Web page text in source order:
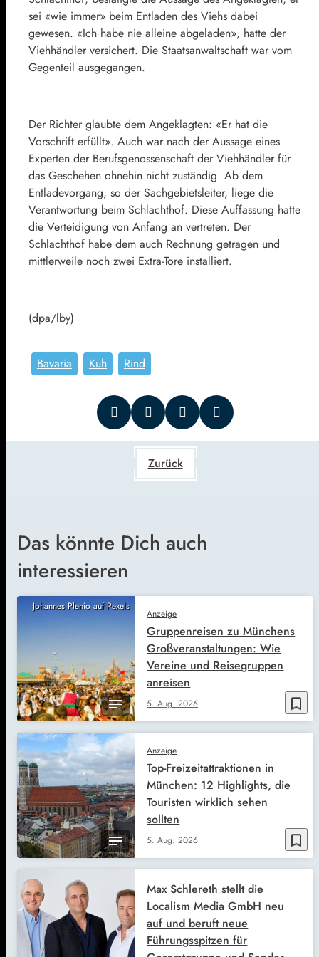
sei «wie immer» beim Entladen des Viehs dabei
gewesen. «Ich habe nie alleine abgeladen», hatte der
Viehhändler versichert. Die Staatsanwaltschaft war vom
Gegenteil ausgegangen.
Der Richter glaubte dem Angeklagten: «Er hat die
Vorschrift erfüllt». Auch war nach der Aussage eines
Experten der Berufsgenossenschaft der Viehhändler für
das Geschehen ohnehin nicht zuständig. Ab dem
Entladevorgang, so der Sachgebietsleiter, liege die
Verantwortung beim Schlachthof. Diese Auffassung hatte
die Verteidigung von Anfang an vertreten. Der
Schlachthof habe dem auch Rechnung getragen und
mittlerweile noch zwei Extra-Tore installiert.
(dpa/lby)
Bavaria Kuh Rind
Zurück
Das könnte Dich auch
interessieren
Johannes Plenio auf Pexels
bookmark_border
Anzeige
5. Aug. 2026
Gruppenreisen zu Münchens
Großveranstaltungen: Wie
Vereine und Reisegruppen
anreisen
bookmark_border
Anzeige
5. Aug. 2026
Top-Freizeitattraktionen in
München: 12 Highlights, die
Touristen wirklich sehen
sollten
Max Schlereth stellt die
Localism Media GmbH neu
auf und beruft neue
Führungsspitzen für